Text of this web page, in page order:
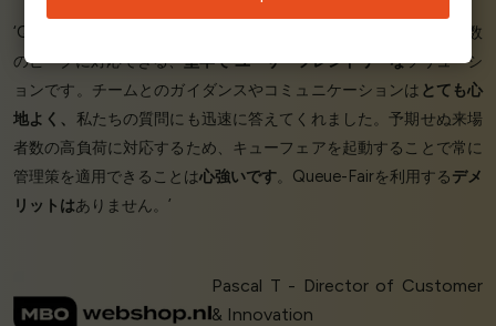
‘Queue Fairは、予想される来場者数のピークや予期せぬ来場者数
のピークに対応できる、堅牢で ユーザーフレンドリーなソリューシ
ョンです。チームとのガイダンスやコミュニケーションは とても心
地よく、 私たちの質問にも迅速に答えてくれました。予期せぬ来場
者数の高負荷に対応するため、キューフェアを起動することで常に
管理策を適用できることは心強いです。Queue-Fairを利用するデメ
リットはありません。’
Pascal T - Director of Customer
& Innovation